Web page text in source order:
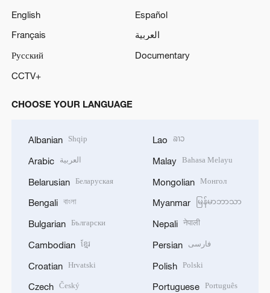
English
Español
Français
العربية
Русский
Documentary
CCTV+
CHOOSE YOUR LANGUAGE
Albanian Shqip
Arabic العربية
Belarusian Беларуская
Bengali বাংলা
Bulgarian Български
Cambodian ខ្មែរ
Croatian Hrvatski
Czech Český
Lao ລາວ
Malay Bahasa Melayu
Mongolian Монгол
Myanmar မြန်မာဘာသာ
Nepali नेपाली
Persian فارسی
Polish Polski
Portuguese Português